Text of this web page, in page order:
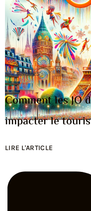
Actualités
Comment les JO
impacter le
LIRE L'ARTICLE